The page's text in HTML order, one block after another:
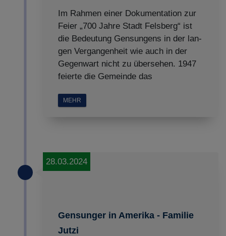
Im Rahmen einer Dokumentation zur
Feier „700 Jahre Stadt Felsberg“ ist
die Bedeutung Gensungens in der lan­
gen Vergangenheit wie auch in der
Gegenwart nicht zu übersehen. 1947
feierte die Gemeinde das
MEHR
Gensunger in Amerika - Familie
Jutzi
28.03.2024